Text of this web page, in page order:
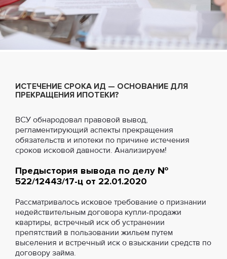
ИСТЕЧЕНИЕ СРОКА ИД — ОСНОВАНИЕ ДЛЯ
ПРЕКРАЩЕНИЯ ИПОТЕКИ?
ВСУ обнародовал правовой вывод,
регламентирующий аспекты прекращения
обязательств и ипотеки по причине истечения
сроков исковой давности. Анализируем!
Предыстория вывода по делу №
522/12443/17-ц от 22.01.2020
Рассматривалось исковое требование о признании
недействительным договора купли-продажи
квартиры, встречный иск об устранении
препятствий в пользовании жильем путем
выселения и встречный иск о взыскании средств по
договору займа.